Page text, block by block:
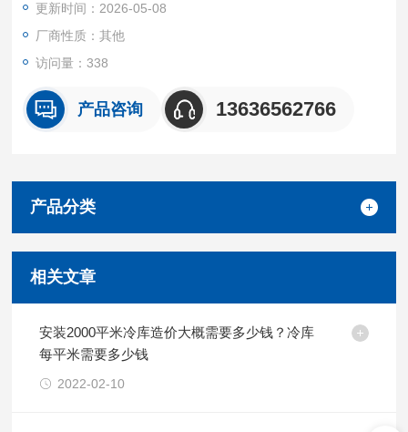
更新时间：2026-05-08
厂商性质：其他
访问量：338
产品咨询 13636562766
产品分类
相关文章
安装2000平米冷库造价大概需要多少钱？冷库
每平米需要多少钱
2022-02-10